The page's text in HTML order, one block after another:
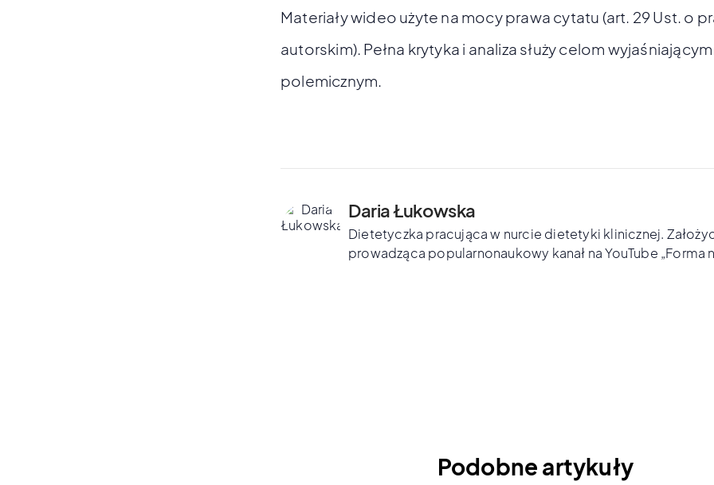
Materiały wideo użyte na mocy prawa cytatu (art. 29 Ust. o
autorskim). Pełna krytyka i analiza służy celom wyjaśniającym
polemicznym.
Daria Łukowska
Dietetyczka pracująca w nurcie dietetyki klinicznej.
prowadząca popularnonaukowy kanał na YouTube „Forma
Podobne artykuły